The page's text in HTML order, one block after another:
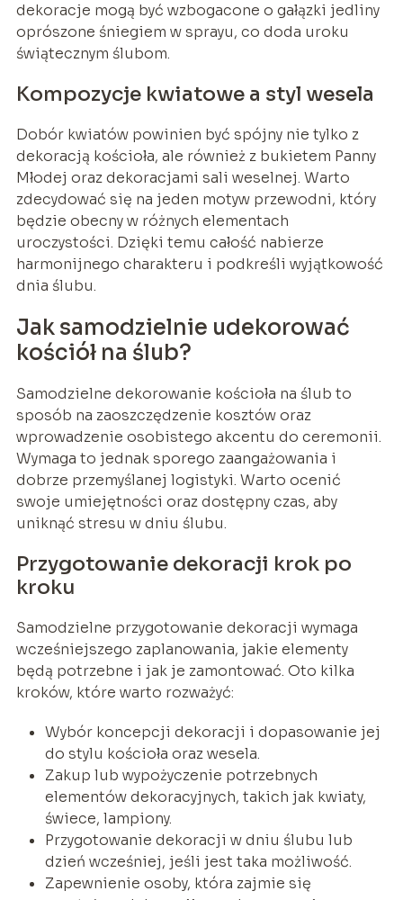
dekoracje mogą być wzbogacone o gałązki jedliny
oprószone śniegiem w sprayu, co doda uroku
świątecznym ślubom.
Kompozycje kwiatowe a styl wesela
Dobór kwiatów powinien być spójny nie tylko z
dekoracją kościoła, ale również z bukietem Panny
Młodej oraz dekoracjami sali weselnej. Warto
zdecydować się na jeden motyw przewodni, który
będzie obecny w różnych elementach
uroczystości. Dzięki temu całość nabierze
harmonijnego charakteru i podkreśli wyjątkowość
dnia ślubu.
Jak samodzielnie udekorować
kościół na ślub?
Samodzielne dekorowanie kościoła na ślub to
sposób na zaoszczędzenie kosztów oraz
wprowadzenie osobistego akcentu do ceremonii.
Wymaga to jednak sporego zaangażowania i
dobrze przemyślanej logistyki. Warto ocenić
swoje umiejętności oraz dostępny czas, aby
uniknąć stresu w dniu ślubu.
Przygotowanie dekoracji krok po
kroku
Samodzielne przygotowanie dekoracji wymaga
wcześniejszego zaplanowania, jakie elementy
będą potrzebne i jak je zamontować. Oto kilka
kroków, które warto rozważyć:
Wybór koncepcji dekoracji i dopasowanie jej
do stylu kościoła oraz wesela.
Zakup lub wypożyczenie potrzebnych
elementów dekoracyjnych, takich jak kwiaty,
świece, lampiony.
Przygotowanie dekoracji w dniu ślubu lub
dzień wcześniej, jeśli jest taka możliwość.
Zapewnienie osoby, która zajmie się